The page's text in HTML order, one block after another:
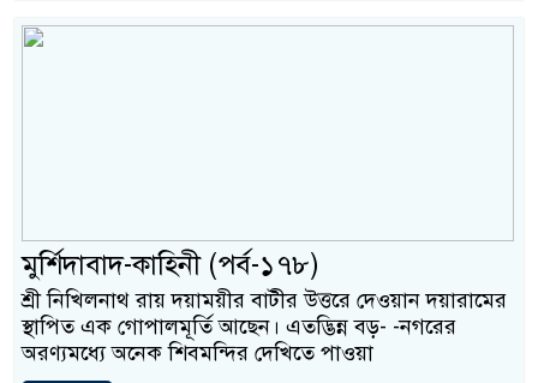
মুর্শিদাবাদ-কাহিনী (পর্ব-১৭৮)
শ্রী নিখিলনাথ রায় দয়াময়ীর বাটীর উত্তরে দেওয়ান দয়ারামের
স্থাপিত এক গোপালমূর্তি আছেন। এতদ্ভিন্ন বড়- -নগরের
অরণ্যমধ্যে অনেক শিবমন্দির দেখিতে পাওয়া